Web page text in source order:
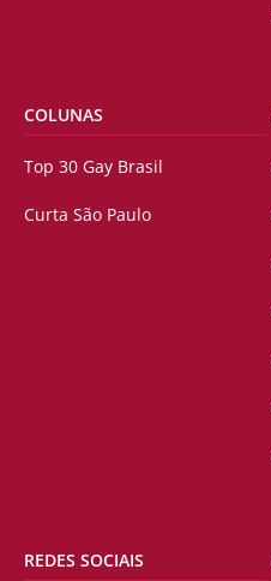
COLUNAS
Top 30 Gay Brasil
Curta São Paulo
REDES SOCIAIS